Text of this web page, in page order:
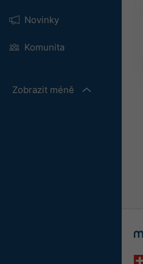
Novinky
Komunita
Zobrazit méně